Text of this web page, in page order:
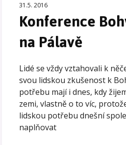
31.5. 2016
Konference
na Pálavě
Lidé se vždy vztahovali k
svou lidskou zkušenost k
potřebu mají i dnes, kdy
zemi, vlastně o to víc,
lidskou potřebu dnešní
naplňovat